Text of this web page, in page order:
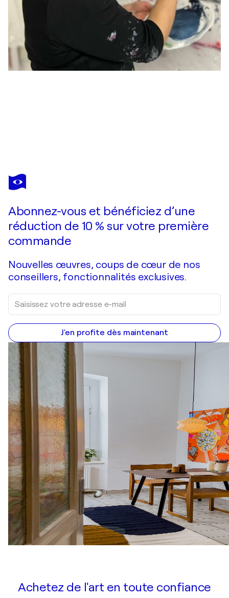
MARIA BEVILACQUA-FISCHER
Mistero V / Mystery no. 5
Abonnez-vous et bénéficiez d’une
réduction de 10 % sur votre première
commande
Nouvelles œuvres, coups de cœur de nos
conseillers, fonctionnalités exclusives.
J'en profite dès maintenant
Achetez de l'art en toute confiance